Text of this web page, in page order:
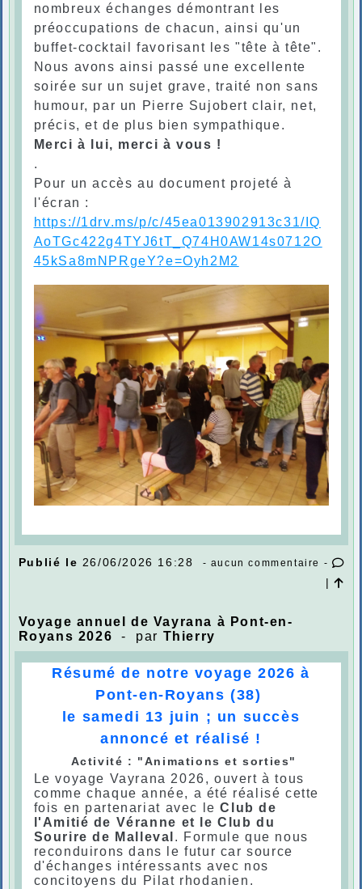
nombreux échanges démontrant les
préoccupations de chacun, ainsi qu'un
buffet-cocktail favorisant les "tête à tête".
Nous avons ainsi passé une excellente
soirée sur un sujet grave, traité non sans
humour, par un Pierre Sujobert clair, net,
précis, et de plus bien sympathique.
Merci à lui, merci à vous !
.
Pour un accès au document projeté à
l'écran :
https://1drv.ms/p/c/45ea013902913c31/IQ
AoTGc422g4TYJ6tT_Q74H0AW14s0712O
45kSa8mNPRgeY?e=Oyh2M2
Publié le 26/06/2026 16:28 - aucun commentaire -
|
Voyage annuel de Vayrana à Pont-en-
Royans 2026
- par Thierry
Résumé de notre voyage 2026à
Pont-en-Royans (38)
le samedi 13 juin ; un succès
annoncé et réalisé !
Activité : "Animations et sorties"
Le voyage Vayrana 2026, ouvert à tous
comme chaque année, a été réalisé cette
fois en partenariat avec leClub de
l'Amitié de Véranne et le Club du
Sourire de Malleval . Formule que nous
reconduirons dans le futur car source
d'échanges intéressants avec nos
concitoyens du Pilat rhodanien.